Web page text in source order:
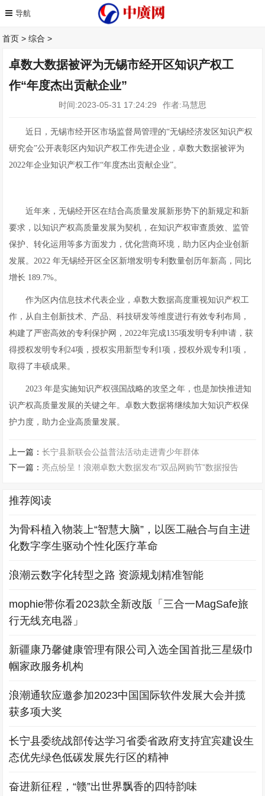
首页 >综合 >
卓数大数据被评为无锡市经开区知识产权工
作“年度杰出贡献企业”
时间:2023-05-31 17:24:29 作者:马慧思
近日，无锡市经开区市场监督局管理的“无锡经济发区知识产权
研究会”公开表彰区内知识产权工作先进企业，卓数大数据被评为
2022年企业知识产权工作“年度杰出贡献企业”。
近年来，无锡经开区在结合高质量发展新形势下的新规定和新
要求，以知识产权高质量发展为契机，在知识产权审查质效、监管
保护、转化运用等多方面发力，优化营商环境，助力区内企业创新
发展。2022 年无锡经开区全区新增发明专利数量创历年新高，同比
增长 189.7%。
作为区内信息技术代表企业，卓数大数据高度重视知识产权工
作，从自主创新技术、产品、科技研发等维度进行有效专利布局，
构建了严密高效的专利保护网，2022年完成135项发明专利申请，获
得授权发明专利24项，授权实用新型专利1项，授权外观专利1项，
取得了丰硕成果。
2023 年是实施知识产权强国战略的攻坚之年，也是加快推进知
识产权高质量发展的关键之年。卓数大数据将继续加大知识产权保
护力度，助力企业高质量发展。
上一篇：长宁县新联会公益普法活动走进青少年群体
下一篇： 亮点纷呈！浪潮卓数大数据发布“双品网购节”数据报告
推荐阅读
为骨科植入物装上“智慧大脑”，以医工融合与自主进
化数字孪生驱动个性化医疗革命
浪潮云数字化转型之路 资源规划精准智能
mophie带你看2023款全新改版「三合一MagSafe旅
行无线充电器」
新疆康乃馨健康管理有限公司入选全国首批三星级巾
帼家政服务机构
浪潮通软应邀参加2023中国国际软件发展大会并揽
获多项大奖
长宁县委统战部传达学习省委省政府支持宜宾建设生
态优先绿色低碳发展先行区的精神
奋进新征程，“赣”出世界飘香的四特韵味